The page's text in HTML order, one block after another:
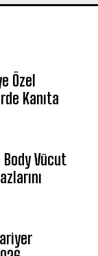
Özel
Kanıta
Vücut